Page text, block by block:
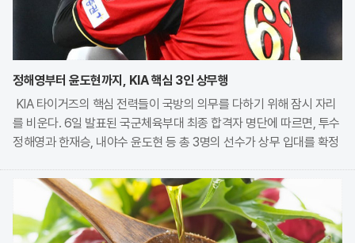
정해영부터 윤도현까지, KIA 핵심 3인 상무행
KIA 타이거즈의 핵심 전력들이 국방의 의무를 다하기 위해 잠시 자리
를 비운다. 6일 발표된 국군체육부대 최종 합격자 명단에 따르면, 투수
정해영과 한재승, 내야수 윤도현 등 총 3명의 선수가 상무 입대를 확정
을 보였으나, 최종적으로 구단과